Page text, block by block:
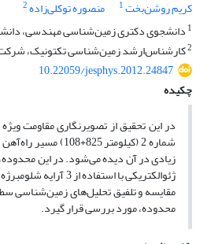
کریم روشن‌بخت1 منصوره توکلی‌‌زاده2
1دانشجوی دکتری زمین‌شناسی مهندسی،
2کارشناس‌ارشد زمین‌شناسی تکتونیک، شرکت
10.22059/jesphys.2012.24847
چکیده
در این تحقیق از تصویرنگاری مقاومت
شماره 2
زیادی در آن دیده می‌شود. در این
ژئوالکتریکی با
مقایسه و تلفیق تحلیل‌های زمین‌شناسی
محدوده، مورد بررسی قرار گیرد.